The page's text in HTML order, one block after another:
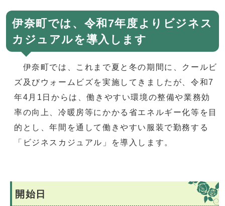
伊奈町では、令和7年度よりビジネス
カジュアルを導入します
伊奈町では、これまで夏と冬の期間に、クールビ
ズ及びウォームビズを実施してきましたが、令和7
年4月1日からは、働きやすい環境の整備や業務効
率の向上、冷暖房等にかかる省エネルギー化等を目
的とし、年間を通して働きやすい服装で勤務する
「ビジネスカジュアル」を導入します。
開始日